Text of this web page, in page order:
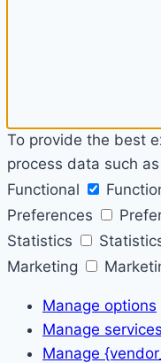
To provide the best
process data such
Functional
Preferences
Statistics
Marketing
Manage options
Manage services
Manage